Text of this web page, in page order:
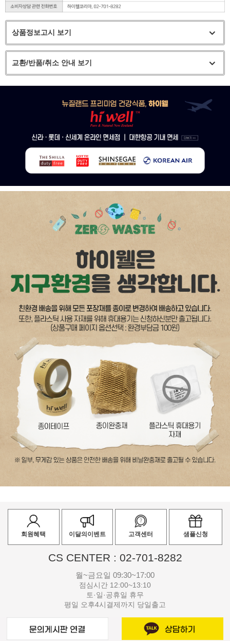
상품정보고시 보기
교환/반품/취소 안내 보기
회원혜택 이달의이벤트 고객센터 샘플신청
CS CENTER : 02-701-8282
월~금요일 09:30~17:00
점심시간 12:00~13:10
토·일·공휴일 휴무
평일 오후4시결제까지 당일출고